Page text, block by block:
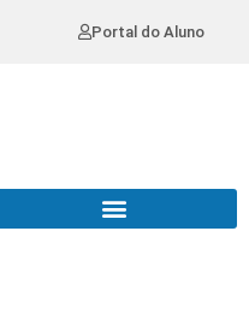
Portal do Aluno